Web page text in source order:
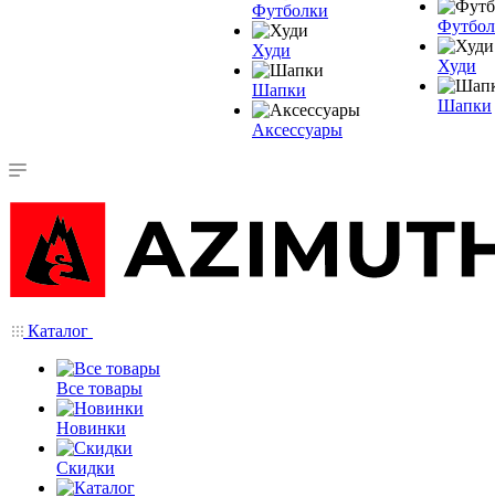
Футболки
Худи
Шапки
Аксессуары
Худи
Шапки
Каталог
Все товары
Новинки
Скидки